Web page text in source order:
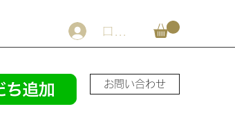
ログイン
お問い合わせ